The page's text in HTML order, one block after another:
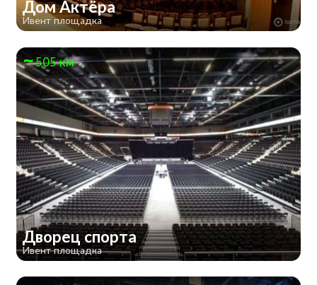
Дом Актёра
Ивент площадка
505 км
Дворец спорта
Ивент площадка